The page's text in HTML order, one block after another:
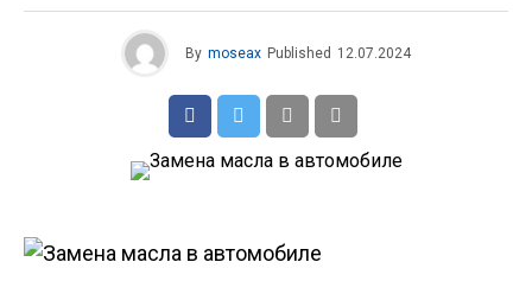
By moseax Published 12.07.2024